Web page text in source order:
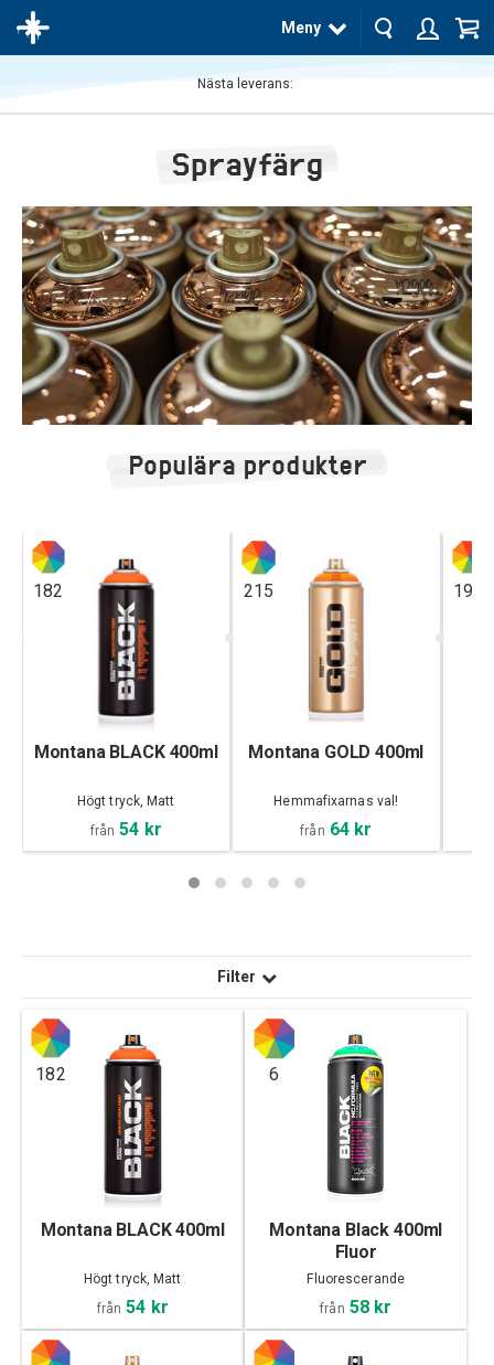
Meny
Nästa leverans:
Sprayfärg
Populära produkter
182
Montana BLACK 400ml
Högt tryck, Matt
från 54 kr
215
Montana GOLD 400ml
Hemmafixarnas val!
från 64 kr
190
Filter
182
Montana BLACK 400ml
Högt tryck, Matt
från 54 kr
6
Montana Black 400ml
Fluor
Fluorescerande
från 58 kr